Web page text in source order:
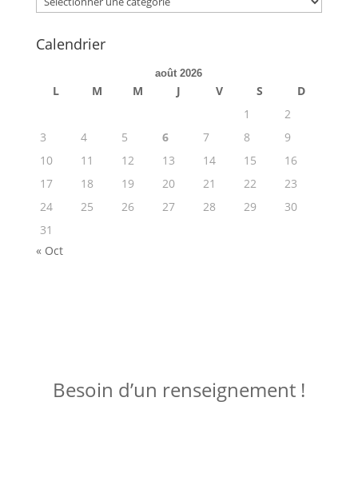
Calendrier
août 2026
L M M J V S
D
1
2
3
4 5 6 7 8
9
10
11 12 13 14 15
16
17
18 19 20 21 22
23
24
25 26 27 28 29
30
31
« Oct
Besoin d’un renseignement !